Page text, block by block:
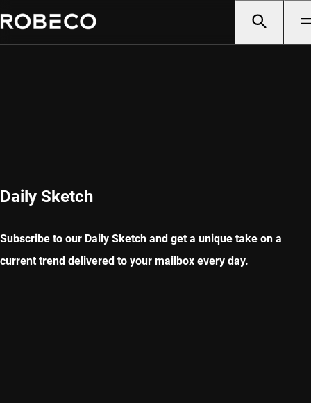
Daily Sketch
Subscribe to our Daily Sketch and get a unique take on a
current trend delivered to your mailbox every day.